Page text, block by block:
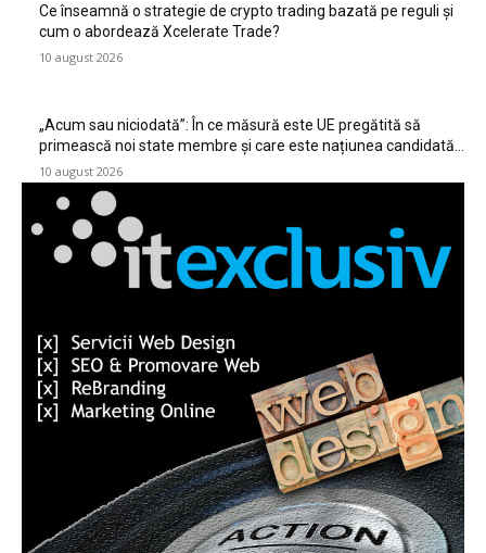
Ce înseamnă o strategie de crypto trading bazată pe reguli și
cum o abordează Xcelerate Trade?
10 august 2026
„Acum sau niciodată”: În ce măsură este UE pregătită să
primească noi state membre și care este națiunea candidată…
10 august 2026